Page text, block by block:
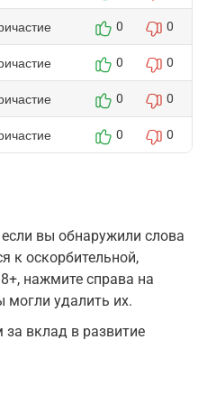
0 0
0 0
0 0
0 0
вы обнаружили слова
к оскорбительной,
нажмите справа на
удалить их.
вклад в развитие